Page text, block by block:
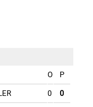
O P
0 0